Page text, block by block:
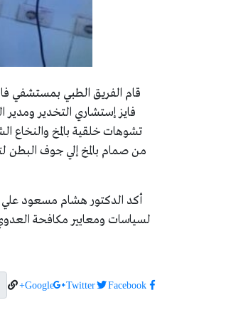
قام الفريق الطبي بمستشفي
تشوهات خلقية بالمخ والنخاع
من صمام بالمخ إلي جوف البطن
أكد الدكتور هشام مسعود علي
لسياسات ومعايير مكافحة
Facebook
Twitter
Google+